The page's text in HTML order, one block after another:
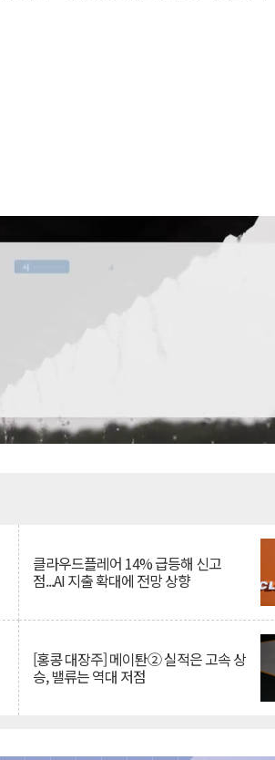
클라우드플레어 14% 급등해 신고
점...AI 지출 확대에 전망 상향
[홍콩 대장주] 메이퇀② 실적은 고속 상
승, 밸류는 역대 저점